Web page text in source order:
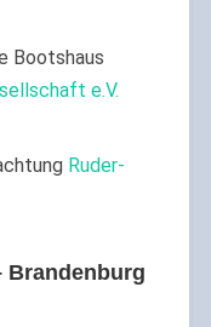
Bootshaus
e.V.
Ruder-
Brandenburg